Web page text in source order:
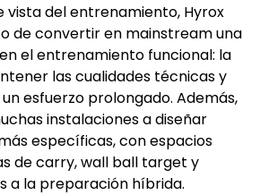
vista del entrenamiento, Hyrox
de convertir en mainstream una
el entrenamiento funcional: la
las cualidades técnicas y
esfuerzo prolongado. Además,
instalaciones a diseñar
específicas, con espacios
de carry, wall ball target y
a la preparación híbrida.